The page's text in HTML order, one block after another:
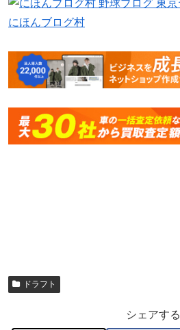
にほんブログ村
ドラフト
シェアする